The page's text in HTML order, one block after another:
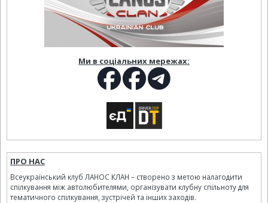
Ми в соціальних мережах:
ПРО НАС
Всеукраїнський клуб ЛАНОС КЛАН – створено з метою налагодити
спілкування між автолюбителями, організувати клубну спільноту для
тематичного спілкування, зустрічей та інших заходів.